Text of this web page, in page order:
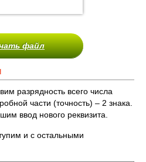
файл
разрядность всего числа
части (точность) – 2 знака.
ввод нового реквизита.
и с остальными